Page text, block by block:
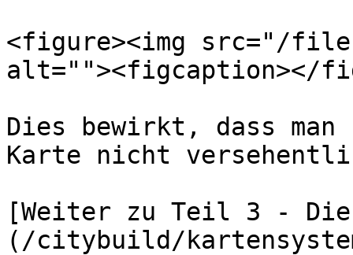
<figure><img src="/files/
alt=""><figcaption></
Dies bewirkt, dass man
Karte nicht
[Weiter zu Teil 3 -
(/citybuild/